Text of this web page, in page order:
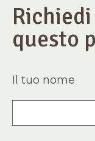
questo
Il tuo nome